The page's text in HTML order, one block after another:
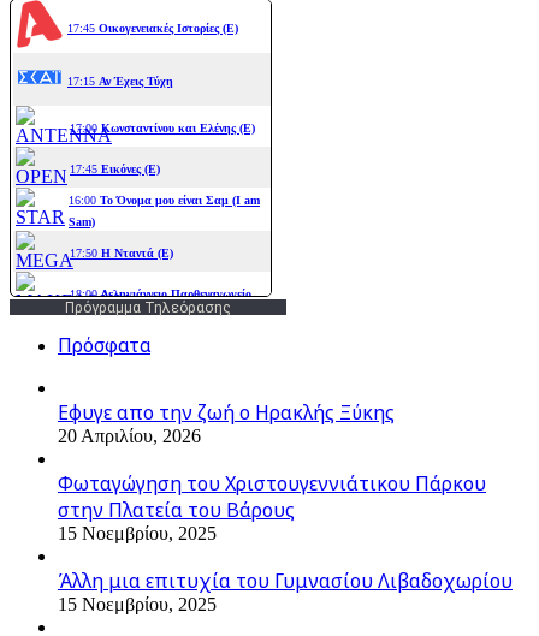
Πρόγραμμα Τηλεόρασης
Πρόσφατα
Εφυγε απο την ζωή o Ηρακλής Ξύκης
20 Απριλίου, 2026
Φωταγώγηση του Χριστουγεννιάτικου Πάρκου
στην Πλατεία του Βάρους
15 Νοεμβρίου, 2025
Άλλη μια επιτυχία του Γυμνασίου Λιβαδοχωρίου
15 Νοεμβρίου, 2025